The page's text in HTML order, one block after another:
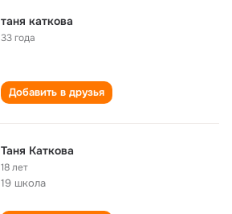
таня каткова
33 года
Добавить в друзья
Таня Каткова
18 лет
19 школа